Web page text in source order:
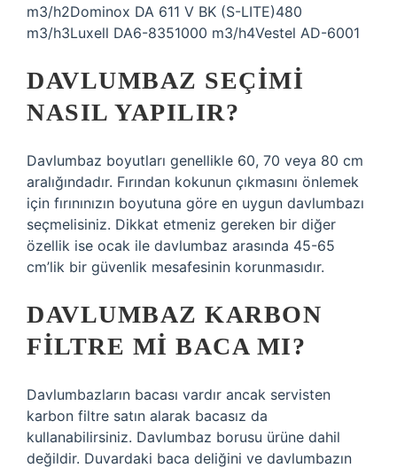
m3/h2Dominox DA 611 V BK (S-LITE)480
m3/h3Luxell DA6-8351000 m3/h4Vestel AD-6001
DAVLUMBAZ SEÇIMI
NASIL YAPILIR?
Davlumbaz boyutları genellikle 60, 70 veya 80 cm
aralığındadır. Fırından kokunun çıkmasını önlemek
için fırınınızın boyutuna göre en uygun davlumbazı
seçmelisiniz. Dikkat etmeniz gereken bir diğer
özellik ise ocak ile davlumbaz arasında 45-65
cm’lik bir güvenlik mesafesinin korunmasıdır.
DAVLUMBAZ KARBON
FILTRE MI BACA MI?
Davlumbazların bacası vardır ancak servisten
karbon filtre satın alarak bacasız da
kullanabilirsiniz. Davlumbaz borusu ürüne dahil
değildir. Duvardaki baca deliğini ve davlumbazın